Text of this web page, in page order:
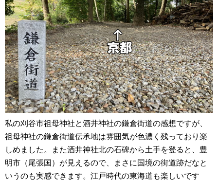
私の刈谷市祖母神社と酒井神社の鎌倉街道の感想ですが、
祖母神社の鎌倉街道伝承地は雰囲気が色濃く残っており楽
しめました。また酒井神社北の石碑から土手を登ると、豊
明市（尾張国）が見えるので、まさに国境の街道跡だなと
いうのも実感できます。江戸時代の東海道も楽しいです